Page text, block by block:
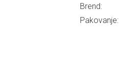
Brend:
Pakovanje: